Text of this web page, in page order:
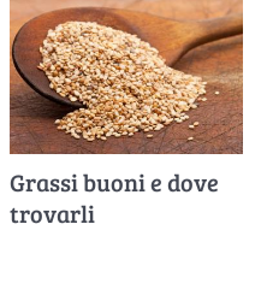
Grassi buoni e dove
trovarli